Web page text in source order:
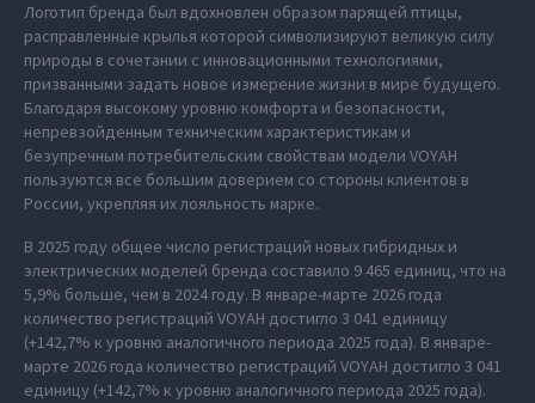
Логотип бренда был вдохновлен образом парящей птицы,
расправленные крылья которой символизируют великую силу
природы в сочетании с инновационными технологиями,
призванными задать новое измерение жизни в мире будущего.
Благодаря высокому уровню комфорта и безопасности,
непревзойденным техническим характеристикам и
безупречным потребительским свойствам модели VOYAH
пользуются все большим доверием со стороны клиентов в
России, укрепляя их лояльность марке.
В 2025 году общее число регистраций новых гибридных и
электрических моделей бренда составило 9 465 единиц, что на
5,9% больше, чем в 2024 году. В январе-марте 2026 года
количество регистраций VOYAH достигло 3 041 единицу
(+142,7% к уровню аналогичного периода 2025 года). В январе-
марте 2026 года количество регистраций VOYAH достигло 3 041
единицу (+142,7% к уровню аналогичного периода 2025 года).